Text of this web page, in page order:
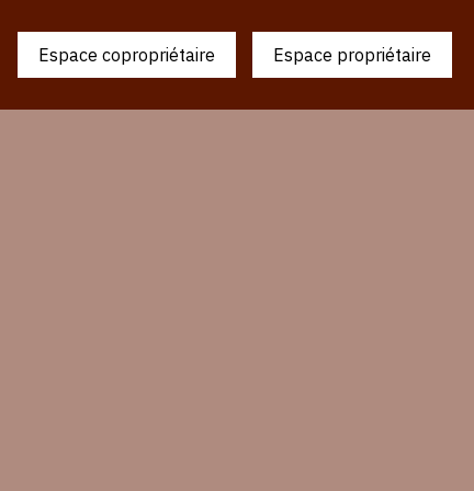
Espace copropriétaire Espace propriétaire